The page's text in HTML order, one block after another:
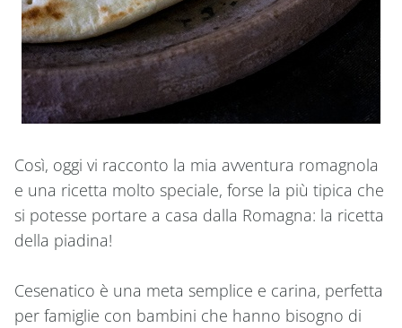
Così, oggi vi racconto la mia avventura romagnola
e una ricetta molto speciale, forse la più tipica che
si potesse portare a casa dalla Romagna: la ricetta
della piadina!
Cesenatico è una meta semplice e carina, perfetta
per famiglie con bambini che hanno bisogno di